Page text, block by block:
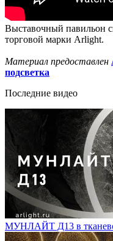
Выставочный павильон
торговой марки Arlight.
Материал предоставлен
подсветка
Последние видео
МУНЛАЙТ Д13 в